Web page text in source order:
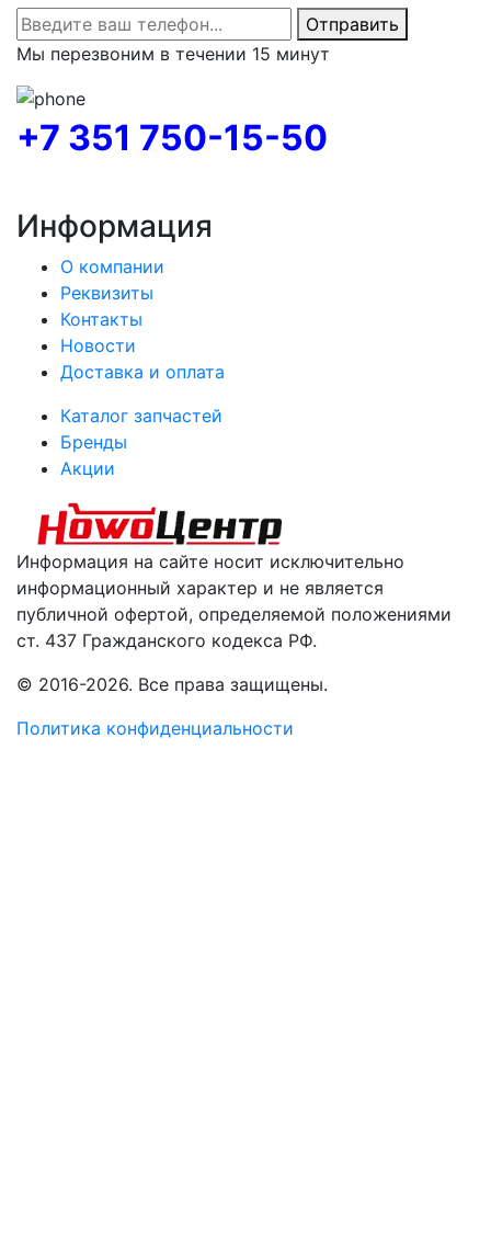
Информация на сайте носит исключительно
информационный характер и не является
публичной офертой, определяемой положениями
ст. 437 Гражданского кодекса РФ.
Отправить
Мы перезвоним в течении 15 минут
+7 351 750-15-50
Информация
О компании
Реквизиты
Контакты
Новости
Доставка и оплата
Каталог запчастей
Бренды
Акции
© 2016-2026. Все права защищены.
Политика конфиденциальности